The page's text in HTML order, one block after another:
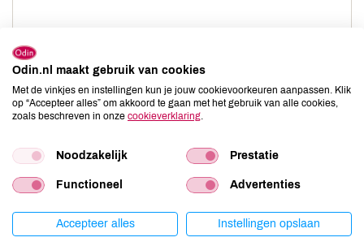
Blender of staafmixer
Bereiding
Snij meloen en komkommer in blokjes en snipper het
sjalotje fijn.
Odin.nl maakt gebruik van cookies
Met de vinkjes en instellingen kun je jouw cookievoorkeuren aanpassen. Klik
op “Accepteer alles” om akkoord te gaan met het gebruik van alle cookies,
zoals beschreven in onze cookieverklaring
Noodzakelijk Prestatie
Functioneel Advertenties
Accepteer alles Instellingen opslaan